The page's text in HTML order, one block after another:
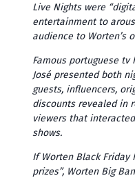
Live Nights were
entertainment to
audience to Worten’s
Famous portuguese
José presented both
guests, influencers,
discounts revealed in
viewers that
shows.
If Worten Black Friday
prizes”, Worten Big